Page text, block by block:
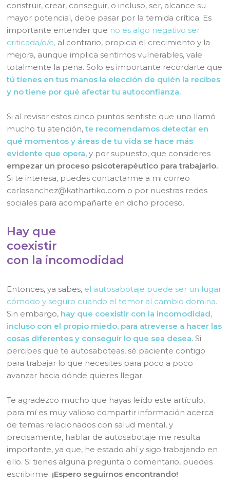
construir, crear, conseguir, o incluso, ser, alcance su
mayor potencial, debe pasar por la temida crítica. Es
importante entender que no es algo negativo ser
criticada/o/e, al contrario, propicia el crecimiento y la
mejora, aunque implica sentirnos vulnerables, vale
totalmente la pena. Solo es importante recordarte que
tú tienes en tus manos la elección de quién la recibes
y no tiene por qué afectar tu autoconfianza.
Si al revisar estos cinco puntos sentiste que uno llamó
mucho tu atención,te recomendamos detectar en
qué momentos y áreas de tu vida se hace más
evidente que opera, y por supuesto, que consideres
empezar un proceso psicoterapéutico para trabajarlo.
Si te interesa, puedes contactarme a mi correo
carlasanchez@kathartiko.com o por nuestras redes
sociales para acompañarte en dicho proceso.
Hay que
coexistir
con la incomodidad
Entonces, ya sabes, el autosabotaje puede ser un lugar
cómodo y seguro cuando el temor al cambio domina.
Sin embargo, hay que coexistir con la incomodidad,
incluso con el propio miedo, para atreverse a hacer las
cosas diferentes y conseguir lo que sea desea. Si
percibes que te autosaboteas, sé paciente contigo
para trabajar lo que necesites para poco a poco
avanzar hacia dónde quieres llegar.
Te agradezco mucho que hayas leído este artículo,
para mí es muy valioso compartir información acerca
de temas relacionados con salud mental, y
precisamente, hablar de autosabotaje me resulta
importante, ya que, he estado ahí y sigo trabajando en
ello. Si tienes alguna pregunta o comentario, puedes
escribirme. ¡Espero seguirnos encontrando!